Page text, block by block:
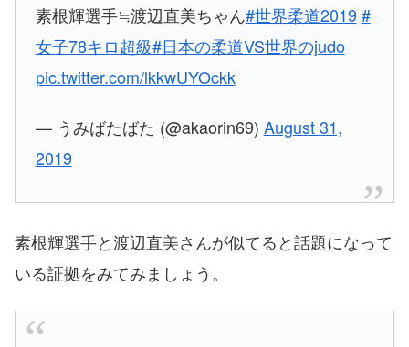
素根輝選手≒渡辺直美ちゃん#世界柔道2019 #
女子78キロ超級#日本の柔道VS世界のjudo
pic.twitter.com/lkkwUYOckk
— うみばたばた (@akaorin69) August 31,
2019
素根輝選手と渡辺直美さんが似てると話題になって
いる証拠をみてみましょう。